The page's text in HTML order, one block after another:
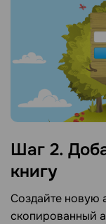
Шаг 2.
книгу
Создайте новую
скопированный